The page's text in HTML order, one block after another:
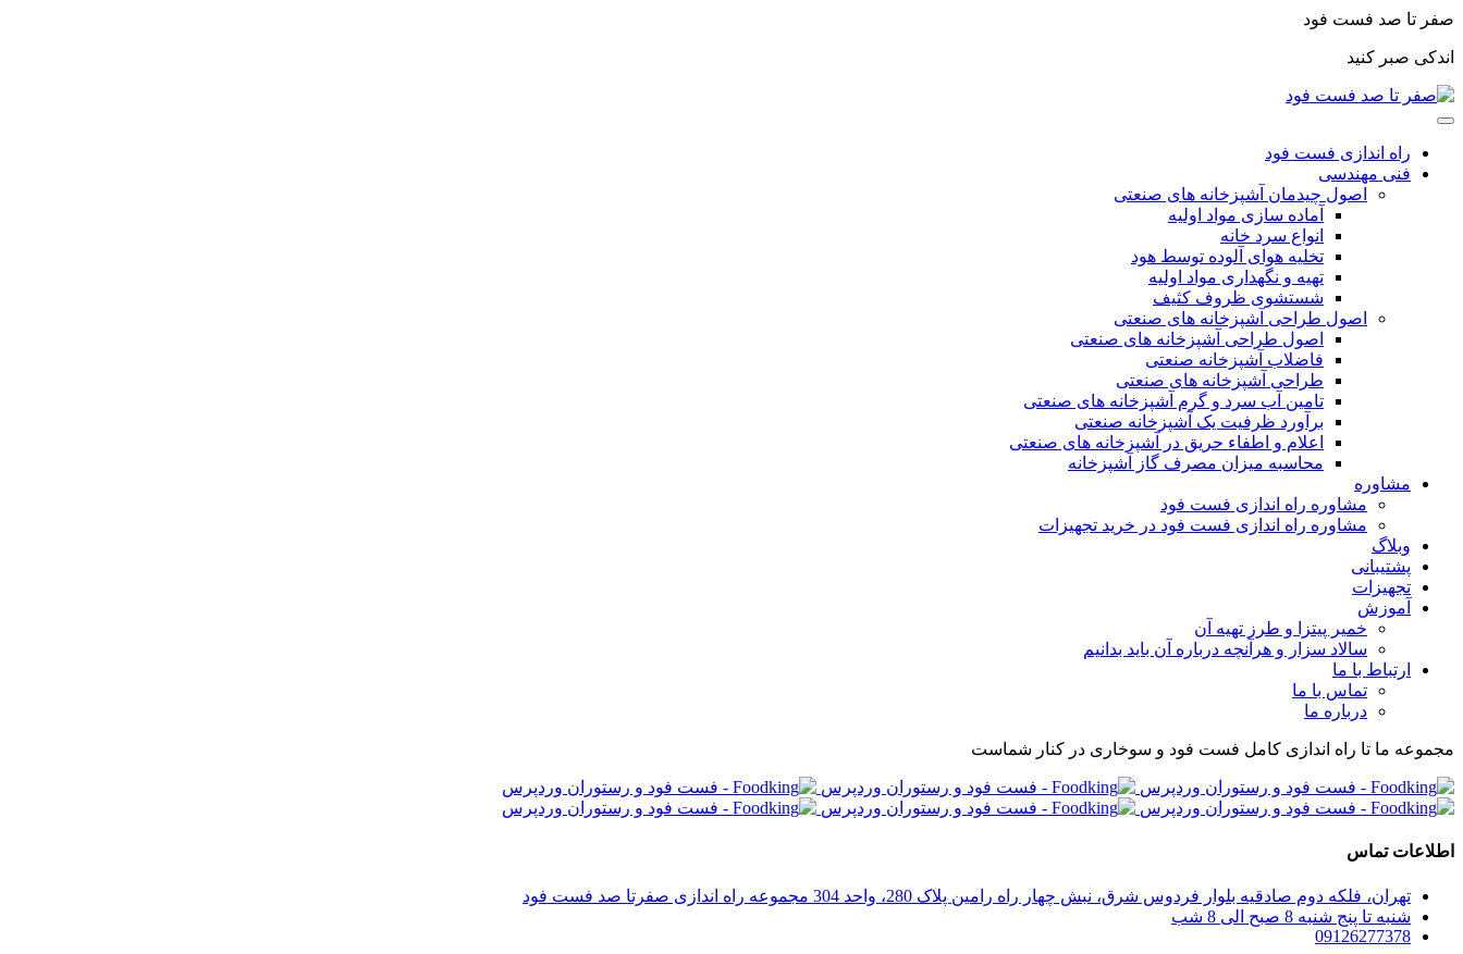
صفر تا صد فست فود
اندکی صبر کنید
راه اندازی فست فود
فنی مهندسی
اصول چیدمان آشپزخانه های صنعتی
آماده سازی مواد اولیه
انواع سرد خانه
تخلیه هوای آلوده توسط هود
تهیه و نگهداری مواد اولیه
شستشوی ظروف کثیف
اصول طراحی آشپزخانه های صنعتی
اصول طراحی آشپزخانه های صنعتی
فاضلاب آشپزخانه صنعتی
طراحی آشپزخانه های صنعتی
تامین آب سرد و گرم آشپزخانه های صنعتی
برآورد ظرفیت یک آشپزخانه صنعتی
اعلام و اطفاء حریق در آشپزخانه های صنعتی
محاسبه میزان مصرف گاز آشپزخانه
مشاوره
مشاوره راه اندازی فست فود
مشاوره راه اندازی فست فود در خرید تجهیزات
وبلاگ
پشتیبانی
تجهیزات
آموزش
خمیر پیتزا و طرز تهیه آن
سالاد سزار و هرآنچه درباره آن باید بدانیم
ارتباط با ما
تماس با ما
درباره ما
مجموعه ما تا راه اندازی کامل فست فود و سوخاری در کنار شماست
اطلاعات تماس
تهران، فلکه دوم صادقیه بلوار فردوس شرق، نبش چهار راه رامین پلاک 280، واحد 304 مجموعه راه اندازی صفرتا صد فست فود
شنبه تا پنج شنبه 8 صبح الی 8 شب
09126277378